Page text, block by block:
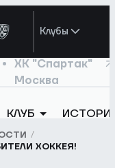
Клубы
ХК "Спартак"
Москва
КЛУБ
ХОККЕЯ!